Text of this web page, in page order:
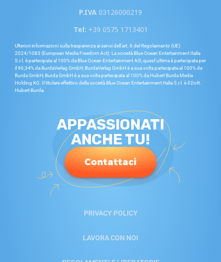
P.IVA 03126000219
Tel: +39 0575 1713401
Ulteriori informazioni sulla trasparenza ai sensi dell’art. 6 del Regolamento (UE)
2024/1083 (European Media Freedom Act). La società Blue Ocean Entertainment Italia
S.r.l. è partecipata al 100% da Blue Ocean Entertainment AG; quest’ultima è partecipata per
il 90,34% da BurdaVerlag GmbH; BurdaVerlag GmbH è a sua volta partecipata al 100% da
Burda GmbH; Burda GmbH è a sua volta partecipata al 100% da Hubert Burda Media
Holding KG. Il titolare effettivo della società Blue Ocean Entertainment Italia S.r.l. è il Dott.
Hubert Burda.
APPASSIONATI
ANCHE TU!
Contattaci
PRIVACY POLICY
LAVORA CON NOI